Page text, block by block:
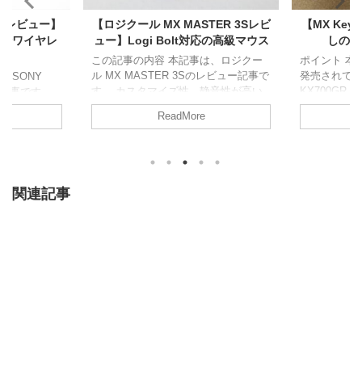
ビュー】
ワイヤレ
SONY
事です。
グ性能、使
高クラス長
イヤレス充
【ロジクール MX MASTER 3Sレビ
ュー】Logi Bolt対応の高級マウス
この記事の内容 本記事は、ロジクー
ル MX MASTER 3Sのレビュー記事で
す。 カスタマイズ性、静音性が高い
高級マウスです。ロジクールの最新
USB規格（Logi Bolt）にも対応してい
ず、MX MASTER 3Sのレビューの結
ReadMore
【MX
しの
ポイント 本
発売されて
KX700GR」
のレビュー
関連記事